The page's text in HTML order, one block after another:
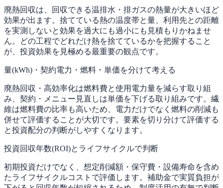
廃熱回収は、回収できる温排水・排ガスの熱量が大きいほど
効果が出ます。捨てている熱の温度帯と量、利用先との距離
を実測しないと効果を過大にも過小にも見積もりかねませ
ん。どの工程でどれだけ熱を捨てているかを把握すること
が、投資効果を見極める最重要の観点です。
量(kWh)・契約電力・燃料・単価を分けて考える
廃熱回収・高効率化は燃料費と使用電力量を減らす取り組
み、契約・メニュー見直しは単価を下げる取り組みです。繊
維は燃料費の比率も高いため、電力だけでなく燃料の削減も
併せて評価することが大切です。要素を切り分けて評価する
と投資配分の判断がしやすくなります。
投資回収年数(ROI)とライフサイクルで判断
初期投資だけでなく、想定削減額・保守費・設備寿命を含め
たライフサイクルコストで評価します。補助金で実質負担が